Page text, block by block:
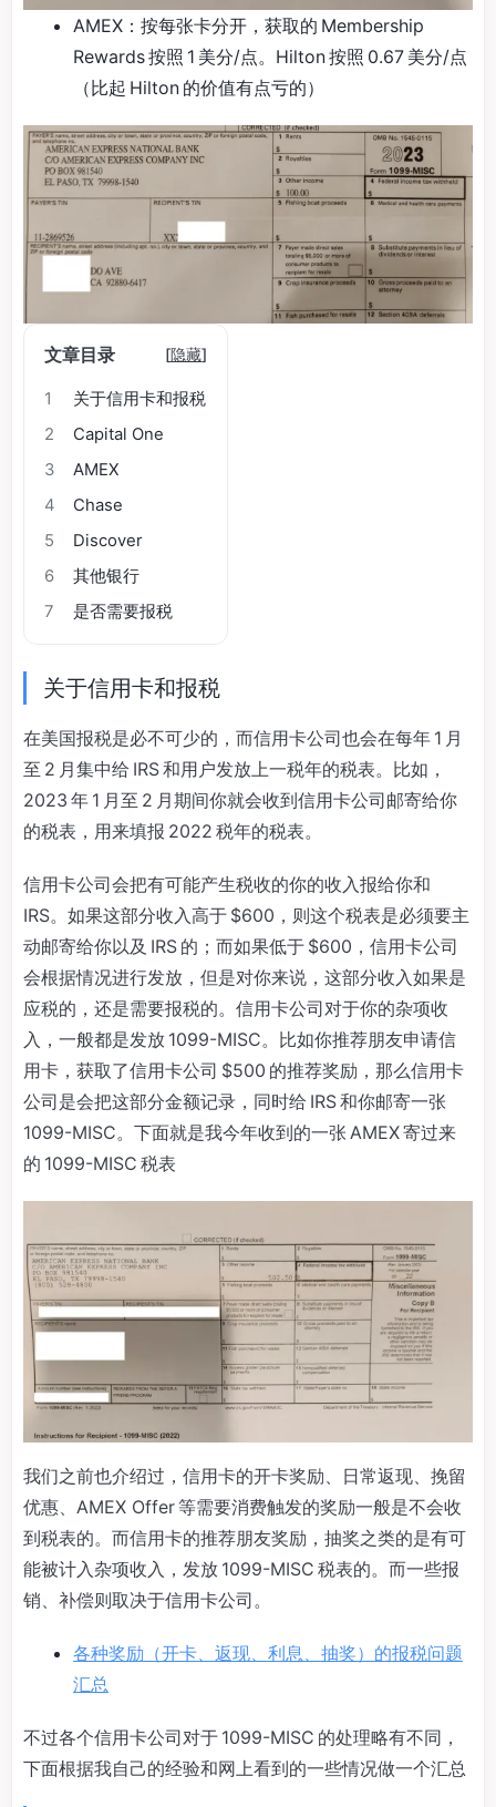
AMEX：按每张卡分开，获取的 Membership
Rewards 按照 1 美分/点。Hilton 按照 0.67 美分/点
（比起 Hilton 的价值有点亏的）
文章目录 [隐藏]
1
关于信用卡和报税
2
Capital One
3
AMEX
4
Chase
5
Discover
6
其他银行
7
是否需要报税
关于信用卡和报税
在美国报税是必不可少的，而信用卡公司也会在每年 1 月
至 2 月集中给 IRS 和用户发放上一税年的税表。比如，
2023 年 1 月至 2 月期间你就会收到信用卡公司邮寄给你
的税表，用来填报 2022 税年的税表。
信用卡公司会把有可能产生税收的你的收入报给你和
IRS。如果这部分收入高于 $600，则这个税表是必须要主
动邮寄给你以及 IRS 的；而如果低于 $600，信用卡公司
会根据情况进行发放，但是对你来说，这部分收入如果是
应税的，还是需要报税的。信用卡公司对于你的杂项收
入，一般都是发放 1099-MISC。比如你推荐朋友申请信
用卡，获取了信用卡公司 $500 的推荐奖励，那么信用卡
公司是会把这部分金额记录，同时给 IRS 和你邮寄一张
1099-MISC。下面就是我今年收到的一张 AMEX 寄过来
的 1099-MISC 税表
我们之前也介绍过，信用卡的开卡奖励、日常返现、挽留
优惠、AMEX Offer 等需要消费触发的奖励一般是不会收
到税表的。而信用卡的推荐朋友奖励，抽奖之类的是有可
能被计入杂项收入，发放 1099-MISC 税表的。而一些报
销、补偿则取决于信用卡公司。
各种奖励（开卡、返现、利息、抽奖）的报税问题
汇总
不过各个信用卡公司对于 1099-MISC 的处理略有不同，
下面根据我自己的经验和网上看到的一些情况做一个汇总